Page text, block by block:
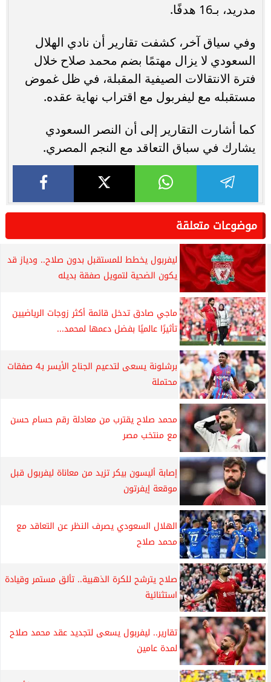
مدريد، بـ16 هدفًا.
وفي سياق آخر، كشفت تقارير أن نادي الهلال
السعودي لا يزال مهتمًا بضم محمد صلاح خلال
فترة الانتقالات الصيفية المقبلة، في ظل غموض
مستقبله مع ليفربول مع اقتراب نهاية عقده.
كما أشارت التقارير إلى أن النصر السعودي
يشارك في سباق التعاقد مع النجم المصري.
موضوعات متعلقة
ليفربول يخطط للمستقبل بدون صلاح.. ودياز قد
يكون الضحية لتمويل صفقة بديله
ماجي صادق تدخل قائمة أكثر زوجات الرياضيين
تأثيرًا عالميًا بفضل دعمها لمحمد...
برشلونة يسعى لتدعيم الجناح الأيسر بـ4 صفقات
محتملة
محمد صلاح يقترب من معادلة رقم حسام حسن
مع منتخب مصر
إصابة أليسون بيكر تزيد من معاناة ليفربول قبل
موقعة إيفرتون
الهلال السعودي يصرف النظر عن التعاقد مع
محمد صلاح
صلاح يترشح للكرة الذهبية.. تألق مستمر وقيادة
استثنائية
تقارير.. ليفربول يسعى لتجديد عقد محمد صلاح
لمدة عامين